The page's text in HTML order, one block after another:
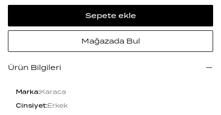
Sepete ekle
Mağazada Bul
Ürün Bilgileri
Marka:Karaca
Cinsiyet:Erkek